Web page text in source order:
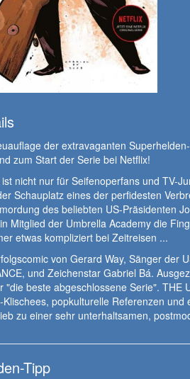
der extravaganten
zum Start der Serie bei Netflix!
ist nicht nur für Seifenoperfans und TV-
Schauplatz eines der perfidesten
des beliebten US-Präsidenten
Mitglied der Umbrella Academy die
etwas kompliziert bei Zeitreisen ...
von Gerard Way, Sänger der
und Zeichenstar Gabriel Bá.
"die beste abgeschlossene Serie". THE
Klischees, popkulturelle Referenzen
zu einer sehr unterhaltsamen,
Tipp